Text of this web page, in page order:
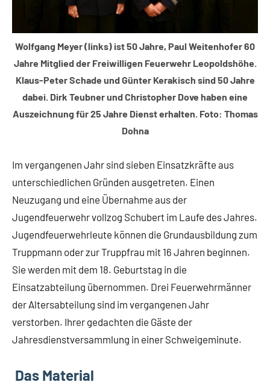
Wolfgang Meyer (links) ist 50 Jahre, Paul Weitenhofer 60
Jahre Mitglied der Freiwilligen Feuerwehr Leopoldshöhe.
Klaus-Peter Schade und Günter Kerakisch sind 50 Jahre
dabei. Dirk Teubner und Christopher Dove haben eine
Auszeichnung für 25 Jahre Dienst erhalten. Foto: Thomas
Dohna
Im vergangenen Jahr sind sieben Einsatzkräfte aus
unterschiedlichen Gründen ausgetreten. Einen
Neuzugang und eine Übernahme aus der
Jugendfeuerwehr vollzog Schubert im Laufe des Jahres.
Jugendfeuerwehrleute können die Grundausbildung zum
Truppmann oder zur Truppfrau mit 16 Jahren beginnen.
Sie werden mit dem 18. Geburtstag in die
Einsatzabteilung übernommen. Drei Feuerwehrmänner
der Altersabteilung sind im vergangenen Jahr
verstorben. Ihrer gedachten die Gäste der
Jahresdienstversammlung in einer Schweigeminute.
Das Material